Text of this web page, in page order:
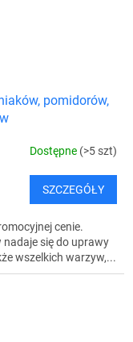
pomidorów,
Dostępne (>5 szt)
SZCZEGÓŁY
cenie.
się do uprawy
wszelkich warzyw,...